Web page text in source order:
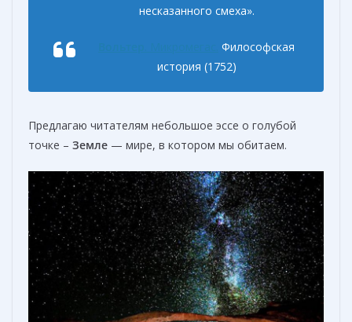
несказанного смеха».
Философская
история (1752)
Предлагаю читателям небольшое эссе о голубой
точке – Земле — мире, в котором мы обитаем.